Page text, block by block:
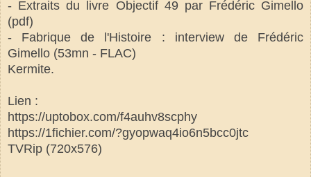
- Extraits du livre Objectif 49 par Frédéric Gimello
(pdf)
- Fabrique de l'Histoire : interview de Frédéric
Gimello (53mn - FLAC)
Kermite.
Lien :
https://uptobox.com/f4auhv8scphy
https://1fichier.com/?gyopwaq4io6n5bcc0jtc
TVRip (720x576)